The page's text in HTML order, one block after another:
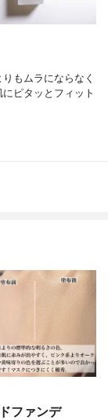
もムラにならなく
ピタッとフィット
ファンデ